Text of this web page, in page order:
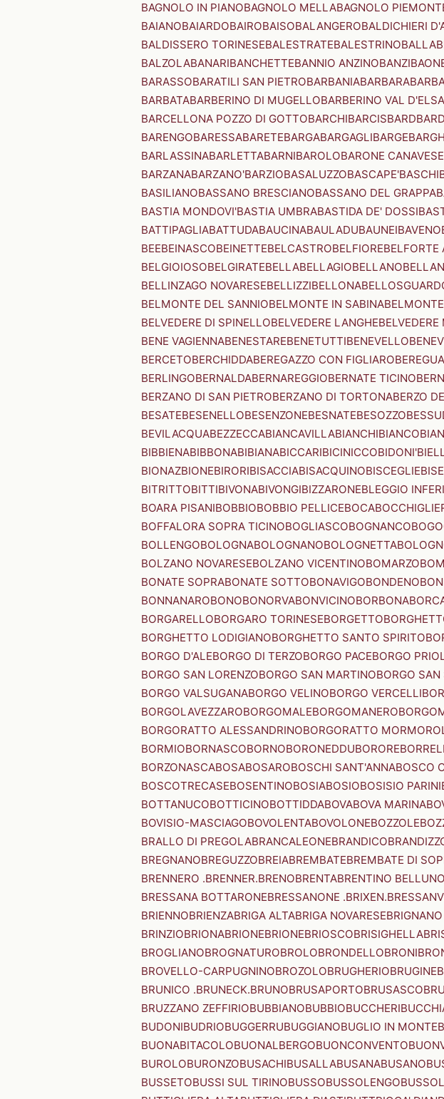
BAGNOLO IN PIANOBAGNOLO MELLABAGNOLO
BAIANOBAIARDOBAIROBAISOBALANGEROBALDICHIERI
BALDISSERO TORINESEBALESTRATEBALESTRINO
BALZOLABANARIBANCHETTEBANNIO ANZINOBANZI
BARASSOBARATILI SAN PIETROBARBANIABARBARA
BARBATABARBERINO DI MUGELLOBARBERINO VAL D'ELSA
BARCELLONA POZZO DI GOTTOBARCHIBARCISBARD
BARENGOBARESSABARETEBARGABARGAGLIBARGE
BARLASSINABARLETTABARNIBAROLOBARONE CANAVESE
BARZANABARZANO'BARZIOBASALUZZOBASCAPE'BASCHI
BASILIANOBASSANO BRESCIANOBASSANO DEL GRAPPA
BASTIA MONDOVI'BASTIA UMBRABASTIDA DE' DOSSI
BATTIPAGLIABATTUDABAUCINABAULADUBAUNEIBAVENO
BEEBEINASCOBEINETTEBELCASTROBELFIOREBELFORTE
BELGIOIOSOBELGIRATEBELLABELLAGIOBELLANO
BELLINZAGO NOVARESEBELLIZZIBELLONA
BELMONTE DEL SANNIOBELMONTE IN SABINA
BELVEDERE DI SPINELLOBELVEDERE LANGHE
BENE VAGIENNABENESTAREBENETUTTIBENEVELLO
BERCETOBERCHIDDABEREGAZZO CON FIGLIARO
BERLINGOBERNALDABERNAREGGIOBERNATE TICINO
BERZANO DI SAN PIETROBERZANO DI TORTONABERZO
BESATEBESENELLOBESENZONEBESNATEBESOZZO
BEVILACQUABEZZECCABIANCAVILLABIANCHIBIANCO
BIBBIENABIBBONABIBIANABICCARIBICINICCOBIDONI'
BIONAZBIONEBIRORIBISACCIABISACQUINOBISCEGLIE
BITRITTOBITTIBIVONABIVONGIBIZZARONEBLEGGIO
BOARA PISANIBOBBIOBOBBIO PELLICEBOCA
BOFFALORA SOPRA TICINOBOGLIASCOBOGNANCO
BOLLENGOBOLOGNABOLOGNANOBOLOGNETTA
BOLZANO NOVARESEBOLZANO VICENTINOBOMARZO
BONATE SOPRABONATE SOTTOBONAVIGOBONDENO
BONNANAROBONOBONORVABONVICINOBORBONA
BORGARELLOBORGARO TORINESEBORGETTO
BORGHETTO LODIGIANOBORGHETTO SANTO SPIRITO
BORGO D'ALEBORGO DI TERZOBORGO PACEBORGO
BORGO SAN LORENZOBORGO SAN MARTINOBORGO SAN
BORGO VALSUGANABORGO VELINOBORGO VERCELLI
BORGOLAVEZZAROBORGOMALEBORGOMANERO
BORGORATTO ALESSANDRINOBORGORATTO
BORMIOBORNASCOBORNOBORONEDDUBORORE
BORZONASCABOSABOSAROBOSCHI SANT'ANNABOSCO
BOSCOTRECASEBOSENTINOBOSIABOSIOBOSISIO PARINI
BOTTANUCOBOTTICINOBOTTIDDABOVABOVA MARINA
BOVISIO-MASCIAGOBOVOLENTABOVOLONEBOZZOLE
BRALLO DI PREGOLABRANCALEONEBRANDICO
BREGNANOBREGUZZOBREIABREMBATEBREMBATE DI
BRENNERO .BRENNER.BRENOBRENTABRENTINO BELLUNO
BRESSANA BOTTARONEBRESSANONE .BRIXEN.
BRIENNOBRIENZABRIGA ALTABRIGA NOVARESE
BRINZIOBRIONABRIONEBRIONEBRIOSCOBRISIGHELLA
BROGLIANOBROGNATUROBROLOBRONDELLOBRONI
BROVELLO-CARPUGNINOBROZOLOBRUGHERIOBRUGINE
BRUNICO .BRUNECK.BRUNOBRUSAPORTOBRUSASCO
BRUZZANO ZEFFIRIOBUBBIANOBUBBIOBUCCHERI
BUDONIBUDRIOBUGGERRUBUGGIANOBUGLIO IN MONTE
BUONABITACOLOBUONALBERGOBUONCONVENTO
BUROLOBURONZOBUSACHIBUSALLABUSANABUSANO
BUSSETOBUSSI SUL TIRINOBUSSOBUSSOLENGO